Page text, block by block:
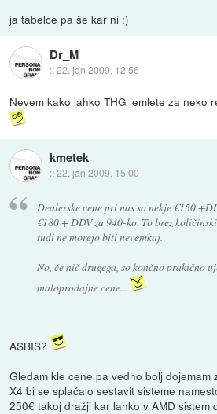
ja tabelce pa še kar ni :)
Dr_M
::22. jan 2009, 12:56
Nevem kako lahko THG jemlete za neko
kmetek
::22. jan 2009, 15:00
Dealerske cene pri nas so nekje €150
€180 + DDV za 940-ko. To brez
tudi ne morejo biti nevemkaj.
No, če nič drugega, so končno prakično
maloprodajne cene...
ASBIS?
Gledam kle cene pa vedno bolj dojemam
X4 bi se splačalo sestavit sisteme
250€ takoj dražji kar lahko v AMD sistem